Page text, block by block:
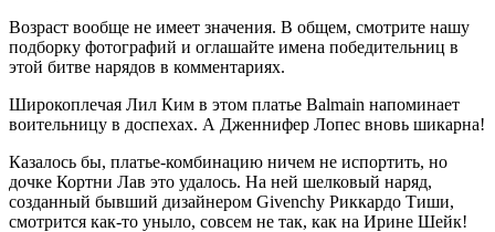
Возраст вообще не имеет значения. В общем, смотрите нашу
подборку фотографий и оглашайте имена победительниц в
этой битве нарядов в комментариях.
Широкоплечая Лил Ким в этом платье Balmain напоминает
воительницу в доспехах. А Дженнифер Лопес вновь шикарна!
Казалось бы, платье-комбинацию ничем не испортить, но
дочке Кортни Лав это удалось. На ней шелковый наряд,
созданный бывший дизайнером Givenchy Риккардо Тиши,
смотрится как-то уныло, совсем не так, как на Ирине Шейк!